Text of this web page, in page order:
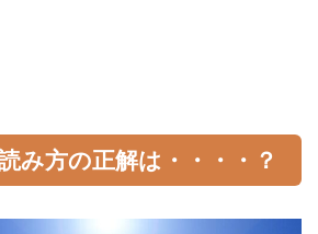
み方の正解は・・・・？